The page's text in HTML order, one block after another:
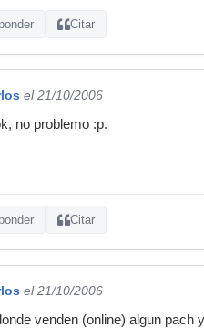
Citar
el 21/10/2006
no problemo :p.
Citar
el 21/10/2006
venden (online) algun pach